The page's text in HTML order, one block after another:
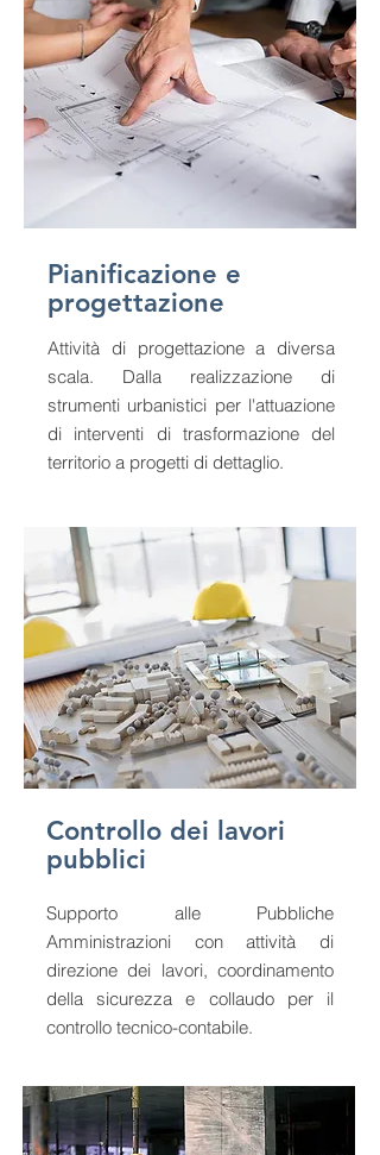
Pianificazione e
progettazione
Attività di progettazione a diversa
scala. Dalla realizzazione di
strumenti urbanistici per l'attuazione
di interventi di trasformazione del
territorio a progetti di dettaglio.
Controllo dei lavori
pubblici
Supporto alle Pubbliche
Amministrazioni con attività di
direzione dei lavori, coordinamento
della sicurezza e collaudo per il
controllo tecnico-contabile.